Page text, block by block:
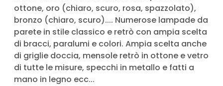
ottone, oro (chiaro, scuro, rosa, spazzolato),
bronzo (chiaro, scuro).... Numerose lampade da
parete in stile classico e retrò con ampia scelta
di bracci, paralumi e colori. Ampia scelta anche
di griglie doccia, mensole retrò in ottone e vetro
di tutte le misure, specchi in metallo e fatti a
mano in legno ecc...